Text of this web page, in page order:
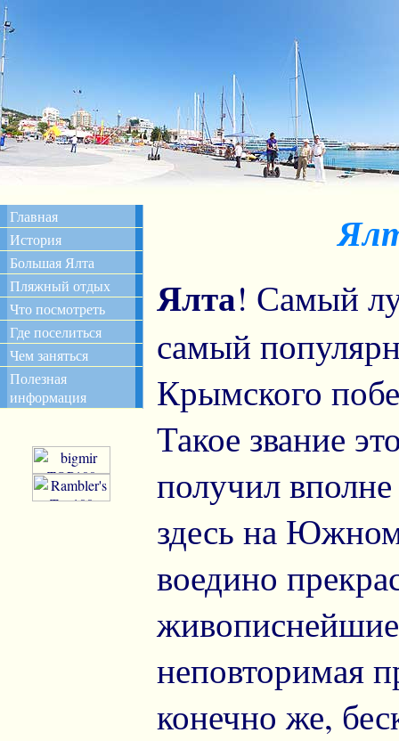
Ялта! Самый
самый
Крымского
Такое звание
получил
здесь на
воедино
неповторимая
конечно же,
Главная
История
Большая Ялта
Пляжный отдых
Что посмотреть
Где поселиться
Чем заняться
Полезная
информация